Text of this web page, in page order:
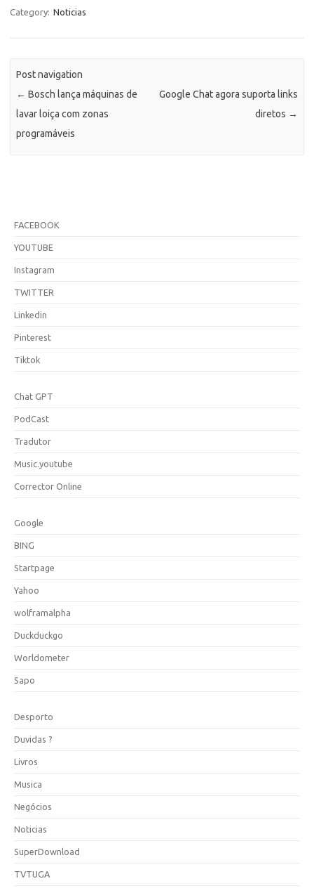
Category: Noticias
Post navigation
← Bosch lança máquinas de
lavar loiça com zonas
programáveis
Google Chat agora suporta links
diretos →
FACEBOOK
YOUTUBE
Instagram
TWITTER
Linkedin
Pinterest
Tiktok
Chat GPT
PodCast
Tradutor
Music.youtube
Corrector Online
Google
BING
Startpage
Yahoo
wolframalpha
Duckduckgo
Worldometer
Sapo
Desporto
Duvidas ?
Livros
Musica
Negócios
Noticias
SuperDownload
TVTUGA